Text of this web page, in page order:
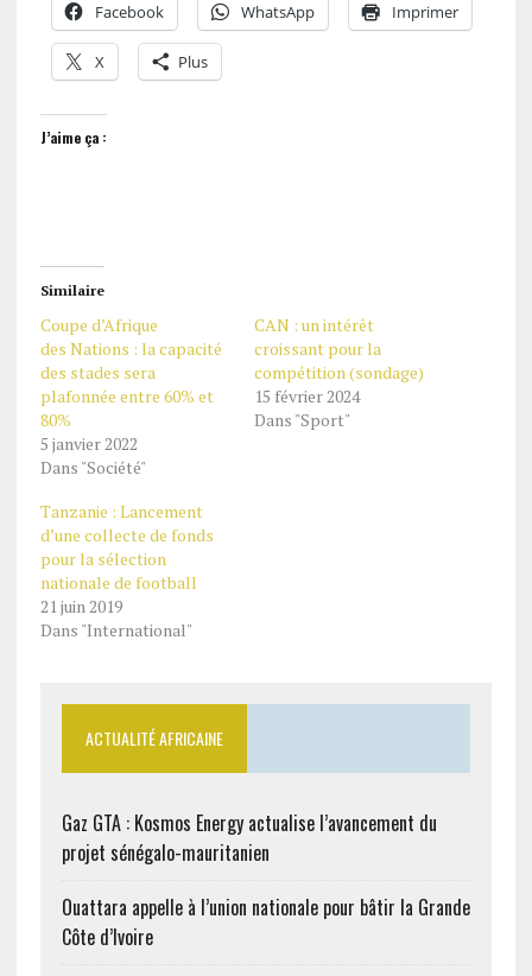
Facebook WhatsApp Imprimer
X Plus
J’aime ça :
Similaire
Coupe d’Afrique
des Nations : la capacité
des stades sera
plafonnée entre 60% et
80%
5 janvier 2022
Dans "Société"
CAN : un intérêt
croissant pour la
compétition (sondage)
15 février 2024
Dans "Sport"
Tanzanie : Lancement
d’une collecte de fonds
pour la sélection
nationale de football
21 juin 2019
Dans "International"
ACTUALITÉ AFRICAINE
Gaz GTA : Kosmos Energy actualise l’avancement du
projet sénégalo-mauritanien
Ouattara appelle à l’union nationale pour bâtir la Grande
Côte d’Ivoire